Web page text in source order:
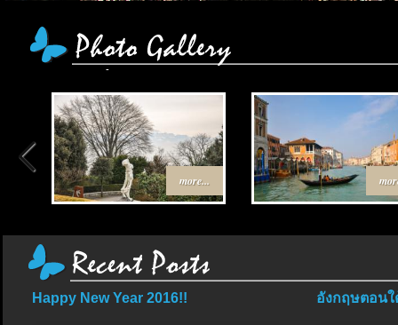
more...
Happy New Year 2016!! อังกฤษตอนใ